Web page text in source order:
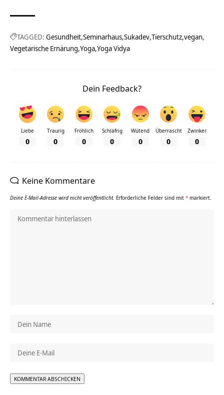
TAGGED: Gesundheit Seminarhaus Sukadev Tierschutz vegan
Vegetarische Ernärung Yoga Yoga Vidya
Dein Feedback?
Liebe
0
Traurig
0
Fröhlich
0
Schläfrig
0
Wütend
0
Überrascht
0
Zwinker
0
Keine Kommentare
Deine E-Mail-Adresse wird nicht veröffentlicht. Erforderliche Felder sind mit * markiert.